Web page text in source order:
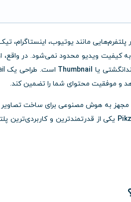
مانند یوتیوب، اینستاگرام،
ویدیو محدود نمی‌شود. در واقع،
یا Thumbnail
مجهز به هوش مصنوعی برای ساخت تصاویر
یکی از قدرتمندترین و کاربردی‌ترین